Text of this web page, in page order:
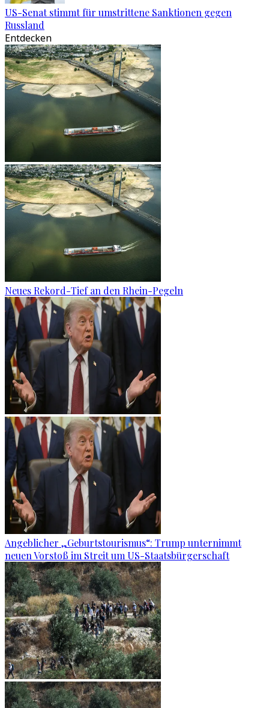
US-Senat stimmt für umstrittene Sanktionen gegen
Russland
Entdecken
Neues Rekord-Tief an den Rhein-Pegeln
Angeblicher „Geburtstourismus“: Trump unternimmt
neuen Vorstoß im Streit um US-Staatsbürgerschaft